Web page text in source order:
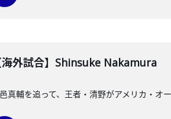
海外試合】Shinsuke Nakamura
真輔を追って、王者・清野がアメリカ・オ